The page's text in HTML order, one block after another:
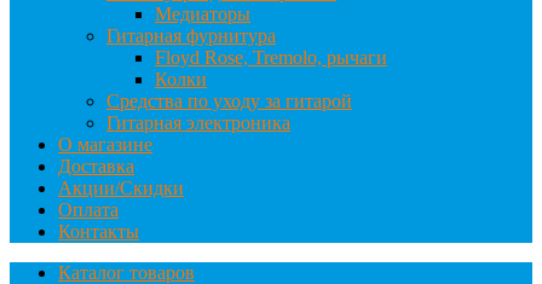
Медиаторы
Гитарная фурнитура
Floyd Rose, Tremolo, рычаги
Колки
Средства по уходу за гитарой
Гитарная электроника
О магазине
Доставка
Акции/Скидки
Оплата
Контакты
Каталог товаров